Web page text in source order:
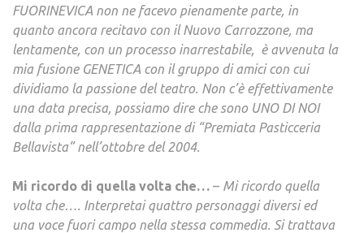
FUORINEVICA non ne facevo pienamente parte, in
quanto ancora recitavo con il Nuovo Carrozzone, ma
lentamente, con un processo inarrestabile, è avvenuta la
mia fusione GENETICA con il gruppo di amici con cui
dividiamo la passione del teatro. Non c’è effettivamente
una data precisa, possiamo dire che sono UNO DI NOI
dalla prima rappresentazione di “Premiata Pasticceria
Bellavista” nell’ottobre del 2004.
Mi ricordo di quella volta che… – Mi ricordo quella
volta che…. Interpretai quattro personaggi diversi ed
una voce fuori campo nella stessa commedia. Si trattava